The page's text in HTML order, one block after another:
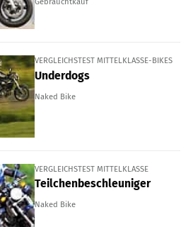
VERGLEICHSTEST MITTELKLASSE-BIKES
Underdogs
Naked Bike
VERGLEICHSTEST MITTELKLASSE
Teilchenbeschleuniger
Naked Bike